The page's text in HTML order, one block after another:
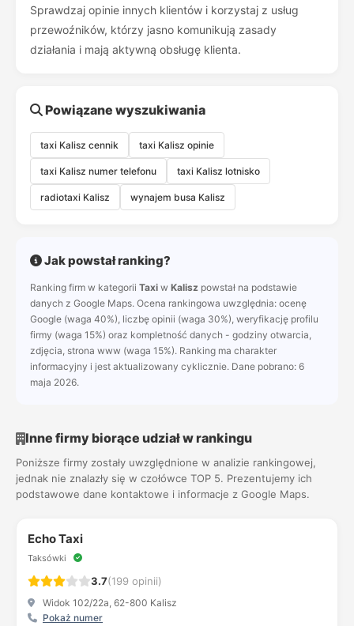
Sprawdzaj opinie innych klientów i korzystaj z usług
przewoźników, którzy jasno komunikują zasady
działania i mają aktywną obsługę klienta.
Powiązane wyszukiwania
taxi Kalisz cennik taxi Kalisz opinie
taxi Kalisz numer telefonu taxi Kalisz lotnisko
radiotaxi Kalisz wynajem busa Kalisz
Jak powstał ranking?
Ranking firm w kategorii Taxi w Kalisz powstał na podstawie
danych z Google Maps. Ocena rankingowa uwzględnia: ocenę
Google (waga 40%), liczbę opinii (waga 30%), weryfikację profilu
firmy (waga 15%) oraz kompletność danych - godziny otwarcia,
zdjęcia, strona www (waga 15%). Ranking ma charakter
informacyjny i jest aktualizowany cyklicznie. Dane pobrano: 6
maja 2026.
Inne firmy biorące udział w rankingu
Poniższe firmy zostały uwzględnione w analizie rankingowej,
jednak nie znalazły się w czołówce TOP 5. Prezentujemy ich
podstawowe dane kontaktowe i informacje z Google Maps.
Echo Taxi
Taksówki
3.7(199 opinii)
Widok 102/22a, 62-800 Kalisz
Pokaż numer